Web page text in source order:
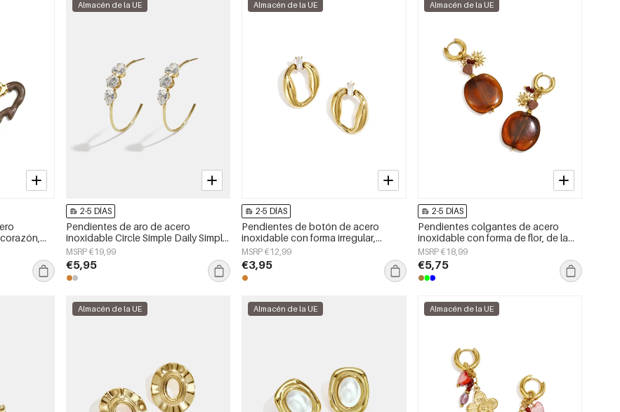
Almacén de la UE
2-5 DÍAS
Pendientes de aro de acero
inoxidable Circle Simple Daily Simple
Series Joyería para mujer
MSRP €19,99
€5,95
Almacén de la UE
2-5 DÍAS
Pendientes de botón de acero
inoxidable con forma irregular,
sencillos, de la serie Daily Simple,
joyería para mujer.
MSRP €12,99
€3,95
Almacén de la UE
2-5 DÍAS
Pendientes colgantes de acero
inoxidable con forma de flor, de la
serie Daily Simple, joyería para mujer.
MSRP €18,99
€5,75
Almacén de la UE Almacén de la UE Almacén de la UE